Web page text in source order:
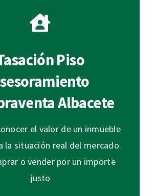
Piso
Albacete
el valor de un inmueble
la situación real del mercado
o vender por un importe
justo